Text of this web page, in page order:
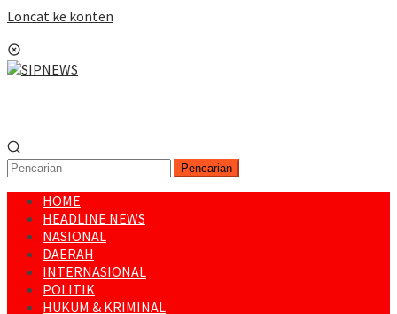
Loncat ke konten
Pencarian
HOME
HEADLINE NEWS
NASIONAL
DAERAH
INTERNASIONAL
POLITIK
HUKUM & KRIMINAL